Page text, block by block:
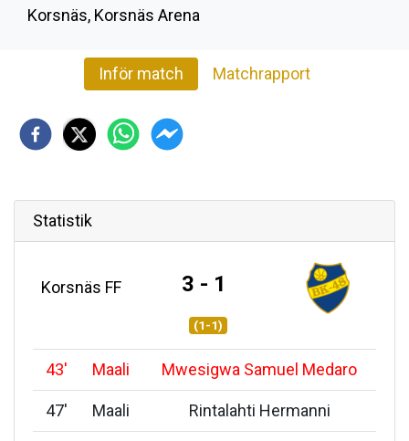
Korsnäs, Korsnäs Arena
Inför match Matchrapport
Statistik
Korsnäs FF 3 - 1
(1-1)
43' Maali Mwesigwa Samuel Medaro
47' Maali Rintalahti Hermanni